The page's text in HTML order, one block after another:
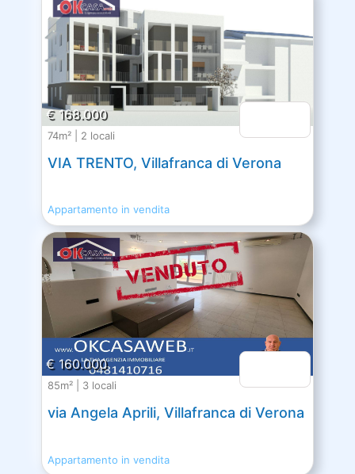
€ 168.000
74m² | 2 locali
VIA TRENTO, Villafranca di Verona
Appartamento in vendita
€ 160.000
85m² | 3 locali
via Angela Aprili, Villafranca di Verona
Appartamento in vendita